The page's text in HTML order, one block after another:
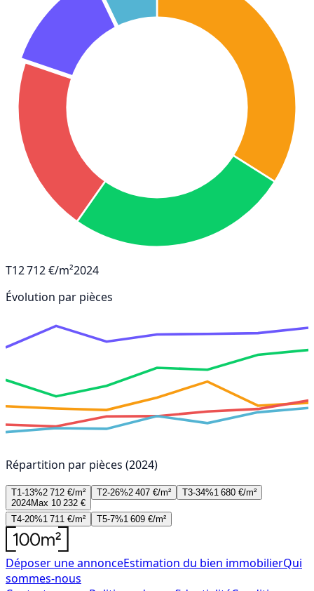
T12 712 €/m²2024
Évolution par pièces
Répartition par pièces (2024)
T1-13%2 712 €/m²
2024Max 10 232 €
T2-26%2 407 €/m² T3-34%1 680 €/m²
T4-20%1 711 €/m² T5-7%1 609 €/m²
Déposer une annonceEstimation du bien immobilierQui
sommes-nous